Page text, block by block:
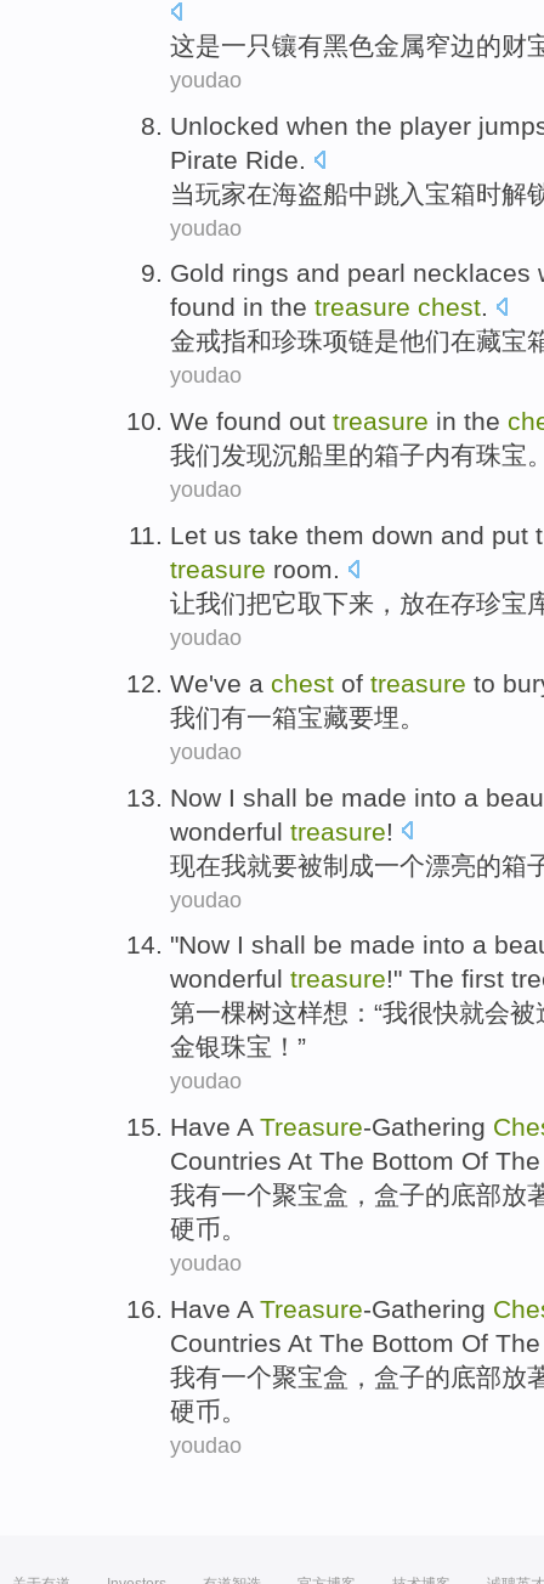
这是一只镶有黑色金属窄边的财
youdao
Unlocked when the player
Pirate Ride
当玩家在海盗船中跳入 宝箱时解
youdao
Gold rings and pearl necklaces
found in the treasure chest.
金戒指和珍珠项链是他们在藏宝
youdao
We found out treasure in the
我们发现沉船里的箱子内有珠宝
youdao
Let us take them down and put
treasure room.
让我们把它取下来， 放在存珍宝
youdao
We've a chest of treasure to
我们有一箱宝藏要埋。
youdao
Now I shall be made into a
wonderful treasure!
现在我就要被制成一个漂亮的箱
youdao
"Now I shall be made into a
wonderful treasure!" The first
第一棵树这样想：“我很快就会被
金银珠宝 ！”
youdao
Have A Treasure-Gathering
Countries At The Bottom Of The
我有一个聚宝盒 ， 盒子的底部放
硬币。
youdao
Have A Treasure-Gathering
Countries At The Bottom Of The
我有一个聚宝盒 ， 盒子的底部放
硬币。
youdao